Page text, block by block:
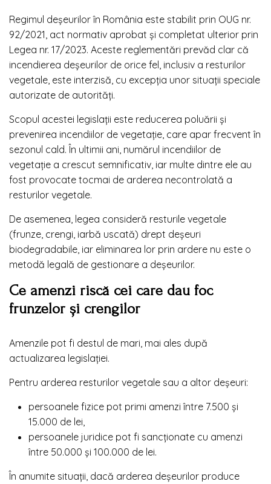
Regimul deșeurilor în România este stabilit prin OUG nr.
92/2021, act normativ aprobat și completat ulterior prin
Legea nr. 17/2023. Aceste reglementări prevăd clar că
incendierea deșeurilor de orice fel, inclusiv a resturilor
vegetale, este interzisă, cu excepția unor situații speciale
autorizate de autorități.
Scopul acestei legislații este reducerea poluării și
prevenirea incendiilor de vegetație, care apar frecvent în
sezonul cald. În ultimii ani, numărul incendiilor de
vegetație a crescut semnificativ, iar multe dintre ele au
fost provocate tocmai de arderea necontrolată a
resturilor vegetale.
De asemenea, legea consideră resturile vegetale
(frunze, crengi, iarbă uscată) drept deșeuri
biodegradabile, iar eliminarea lor prin ardere nu este o
metodă legală de gestionare a deșeurilor.
Ce amenzi riscă cei care dau foc
frunzelor și crengilor
Amenzile pot fi destul de mari, mai ales după
actualizarea legislației.
Pentru arderea resturilor vegetale sau a altor deșeuri:
persoanele fizice pot primi amenzi între 7.500 și
15.000 de lei,
persoanele juridice pot fi sancționate cu amenzi
între 50.000 și 100.000 de lei.
În anumite situații, dacă arderea deșeurilor produce